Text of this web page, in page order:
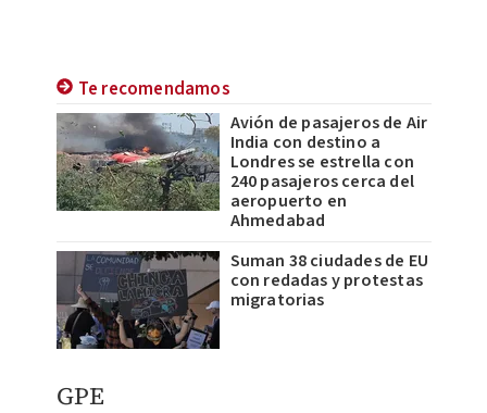
Te recomendamos
Avión de pasajeros de Air
India con destino a
Londres se estrella con
240 pasajeros cerca del
aeropuerto en
Ahmedabad
Suman 38 ciudades de EU
con redadas y protestas
migratorias
GPE